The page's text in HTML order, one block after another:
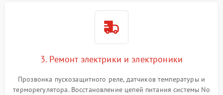
3. Ремонт электрики и электроники
Прозвонка пускозащитного реле, датчиков температуры и
терморегулятора. Восстановление цепей питания системы No